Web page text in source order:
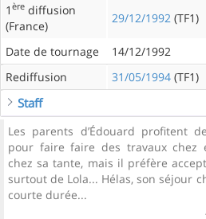
1 ère diffusion
(France)
29/12/1992 (TF1)
Date de tournage
14/12/1992
Rediffusion
31/05/1994 (TF1)
Staff
Les parents d’Édouard profitent
pour faire faire des travaux chez
chez sa tante, mais il préfère
surtout de Lola... Hélas, son séjour
courte durée...